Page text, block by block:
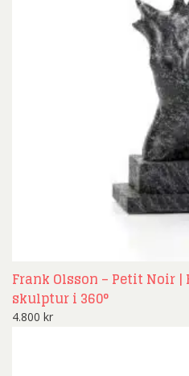
Frank Olsson – Petit Noir
skulptur i 360°
4.800 kr